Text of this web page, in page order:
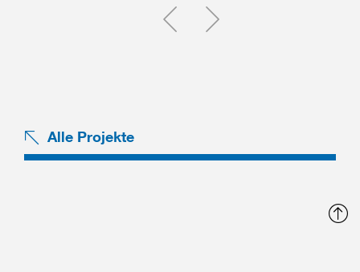
Einen Slide zurück
Einen Slide vor
Alle Projekte